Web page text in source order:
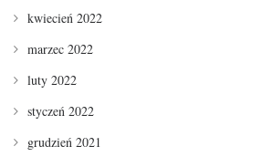
kwiecień 2022
marzec 2022
luty 2022
styczeń 2022
grudzień 2021